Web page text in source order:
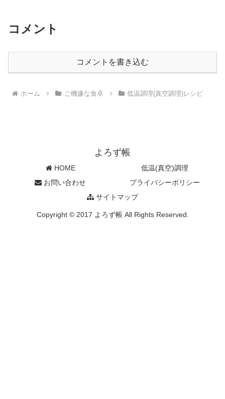
コメント
コメントを書き込む
ホーム ご機嫌な食卓 低温調理(真空調理)レシピ
よろず帳
HOME
低温(真空)調理
お問い合わせ
プライバシーポリシー
サイトマップ
Copyright © 2017 よろず帳 All Rights Reserved.